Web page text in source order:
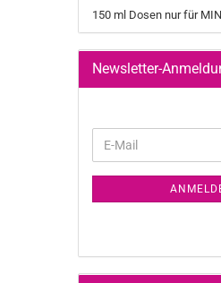
150 ml Dosen nur für
Newsletter-
WEITER
ZUR
NEWSLETTER-
ANMELDUNG
E-
Mail